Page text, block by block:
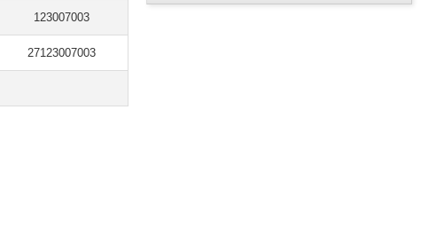
123007003
27123007003